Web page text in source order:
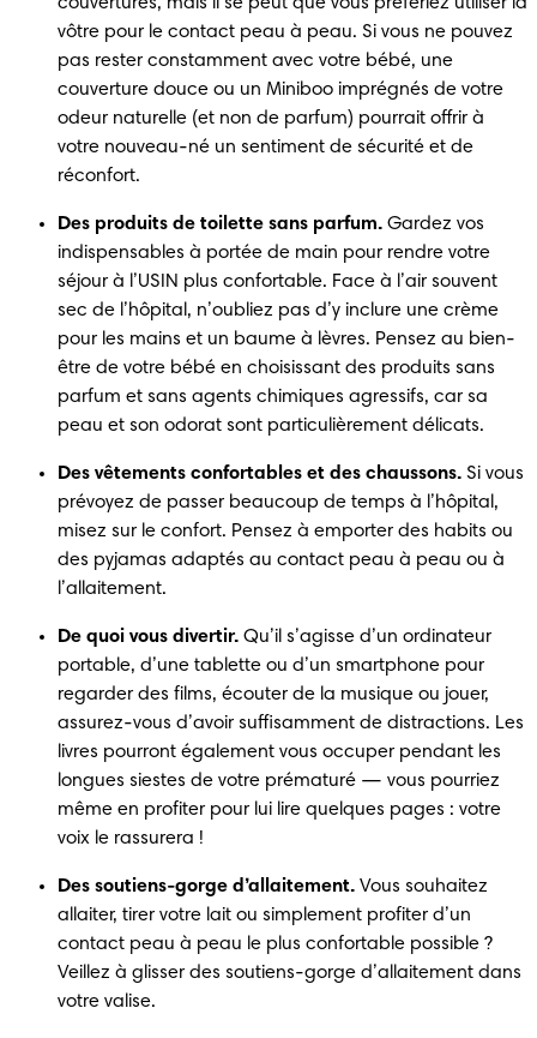
vôtre pour le contact peau à peau. Si vous ne pouvez
pas rester constamment avec votre bébé, une
couverture douce ou un Miniboo imprégnés de votre
odeur naturelle (et non de parfum) pourrait offrir à
votre nouveau-né un sentiment de sécurité et de
réconfort.
Des produits de toilette sans parfum. Gardez vos
indispensables à portée de main pour rendre votre
séjour à l’USIN plus confortable. Face à l’air souvent
sec de l’hôpital, n’oubliez pas d’y inclure une crème
pour les mains et un baume à lèvres. Pensez au bien-
être de votre bébé en choisissant des produits sans
parfum et sans agents chimiques agressifs, car sa
peau et son odorat sont particulièrement délicats.
Des vêtements confortables et des chaussons. Si vous
prévoyez de passer beaucoup de temps à l’hôpital,
misez sur le confort. Pensez à emporter des habits ou
des pyjamas adaptés au contact peau à peau ou à
l’allaitement.
De quoi vous divertir. Qu’il s’agisse d’un ordinateur
portable, d’une tablette ou d’un smartphone pour
regarder des films, écouter de la musique ou jouer,
assurez-vous d’avoir suffisamment de distractions. Les
livres pourront également vous occuper pendant les
longues siestes de votre prématuré — vous pourriez
même en profiter pour lui lire quelques pages : votre
voix le rassurera !
Des soutiens-gorge d’allaitement. Vous souhaitez
allaiter, tirer votre lait ou simplement profiter d’un
contact peau à peau le plus confortable possible ?
Veillez à glisser des soutiens-gorge d’allaitement dans
votre valise.